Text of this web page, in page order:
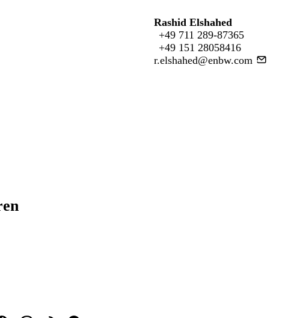
Rashid Elshahed
+49 711 289-87365
+49 151 28058416
r.elshahed@enbw.com